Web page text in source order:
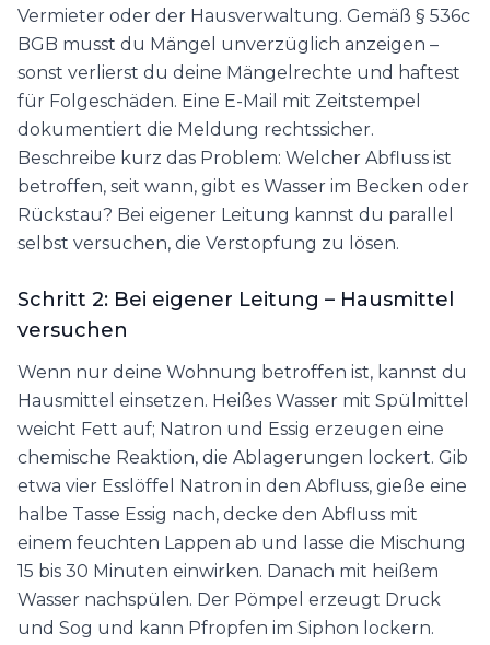
Vermieter oder der Hausverwaltung. Gemäß § 536c
BGB musst du Mängel unverzüglich anzeigen –
sonst verlierst du deine Mängelrechte und haftest
für Folgeschäden. Eine E-Mail mit Zeitstempel
dokumentiert die Meldung rechtssicher.
Beschreibe kurz das Problem: Welcher Abfluss ist
betroffen, seit wann, gibt es Wasser im Becken oder
Rückstau? Bei eigener Leitung kannst du parallel
selbst versuchen, die Verstopfung zu lösen.
Schritt 2: Bei eigener Leitung – Hausmittel
versuchen
Wenn nur deine Wohnung betroffen ist, kannst du
Hausmittel einsetzen. Heißes Wasser mit Spülmittel
weicht Fett auf; Natron und Essig erzeugen eine
chemische Reaktion, die Ablagerungen lockert. Gib
etwa vier Esslöffel Natron in den Abfluss, gieße eine
halbe Tasse Essig nach, decke den Abfluss mit
einem feuchten Lappen ab und lasse die Mischung
15 bis 30 Minuten einwirken. Danach mit heißem
Wasser nachspülen. Der Pömpel erzeugt Druck
und Sog und kann Pfropfen im Siphon lockern.